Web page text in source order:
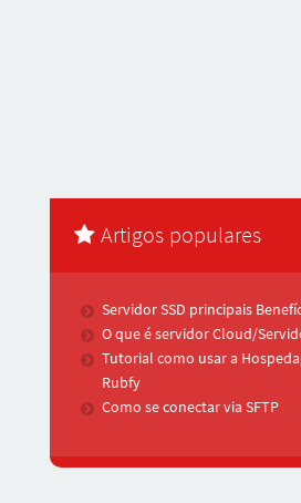
Artigos populares
Servidor SSD principais
O que é servidor Cloud/
Tutorial como usar a
Rubfy
Como se conectar via SFTP